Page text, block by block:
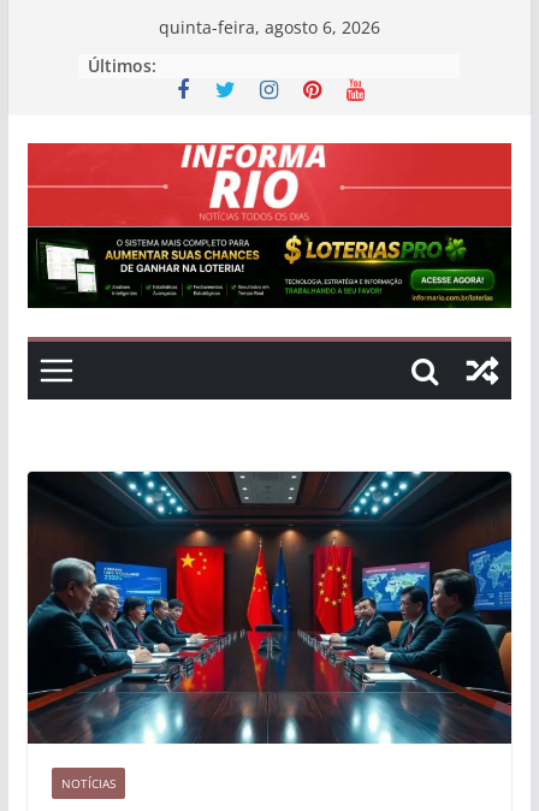
quinta-feira, agosto 6, 2026
Últimos:
NOTÍCIAS